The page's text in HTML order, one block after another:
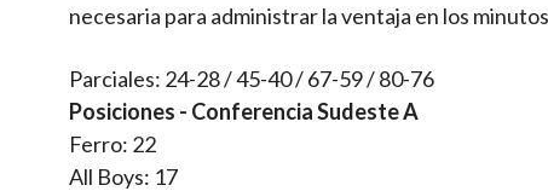
necesaria para administrar la ventaja en los
Parciales: 24-28 / 45-40 / 67-59 / 80-76
Posiciones - Conferencia Sudeste A
Ferro: 22
All Boys: 17